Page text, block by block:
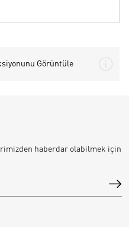
Görüntüle
haberdar olabilmek için